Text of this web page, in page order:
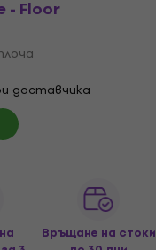
- Floor
доставчика
Връщане на стоки